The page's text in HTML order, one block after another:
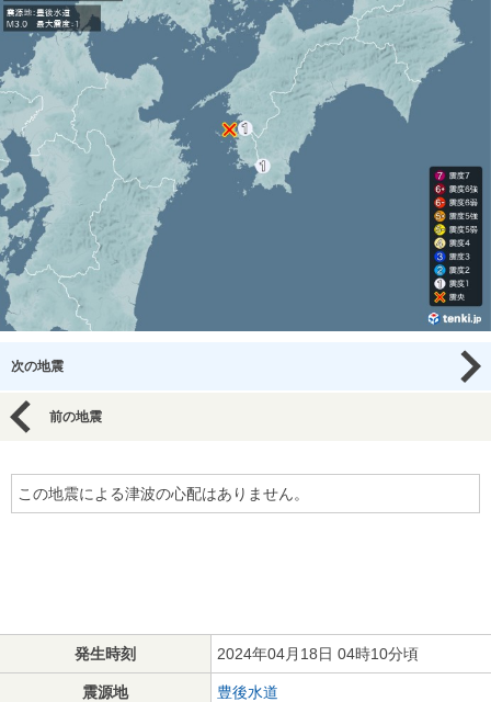
次の地震
前の地震
この地震による津波の心配はありません。
発生時刻 2024年04月18日 04時10分頃
震源地 豊後水道